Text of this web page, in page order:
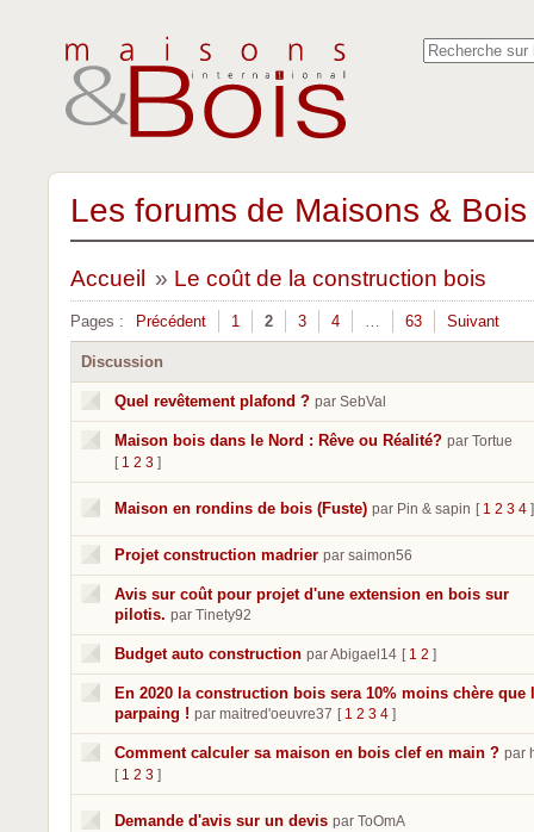
Les forums de Maisons &
Accueil » Le coût de la construction bois
Pages : Précédent 1 2 3 4 … 63 Suivant
Discussion
Quel revêtement plafond ? par SebVal
Maison bois dans le Nord : Rêve ou Réalité? par Tortue
[ 1 2 3 ]
Maison en rondins de bois (Fuste) par Pin & sapin [ 1 2 3 4 ]
Projet construction madrier par saimon56
Avis sur coût pour projet d'une extension en bois sur
pilotis. par Tinety92
Budget auto construction par Abigael14 [ 1 2 ]
En 2020 la construction bois sera 10% moins chère que
parpaing ! par maitred'oeuvre37 [ 1 2 3 4 ]
Comment calculer sa maison en bois clef en main ? par
[ 1 2 3 ]
Demande d'avis sur un devis par ToOmA